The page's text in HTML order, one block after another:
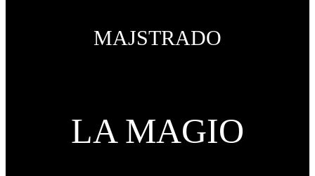
MAJSTRADO
LA MAGIO